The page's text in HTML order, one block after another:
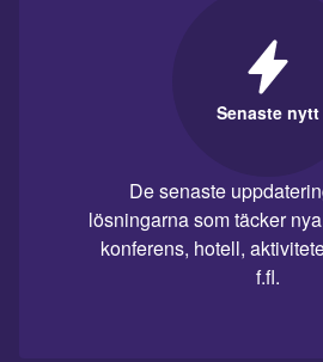
Senaste nytt
De senaste
lösningarna som täcker
konferens, hotell,
f.fl.